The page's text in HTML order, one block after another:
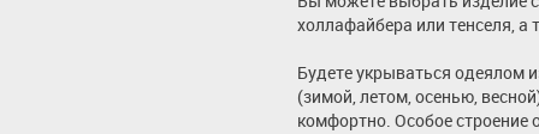
холлафайбера или тенселя, а
Будете укрываться одеялом
(зимой, летом, осенью,
комфортно. Особое строение